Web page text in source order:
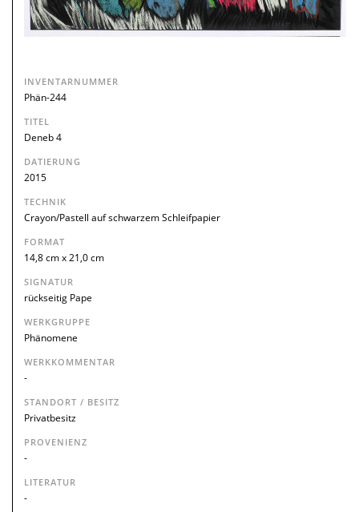
INVENTARNUMMER
Phän-244
TITEL
Deneb 4
DATIERUNG
2015
TECHNIK
Crayon/Pastell auf schwarzem Schleifpapier
FORMAT
14,8 cm x 21,0 cm
SIGNATUR
rückseitig Pape
WERKGRUPPE
Phänomene
WERKKOMMENTAR
-
STANDORT / BESITZ
Privatbesitz
PROVENIENZ
-
LITERATUR
-